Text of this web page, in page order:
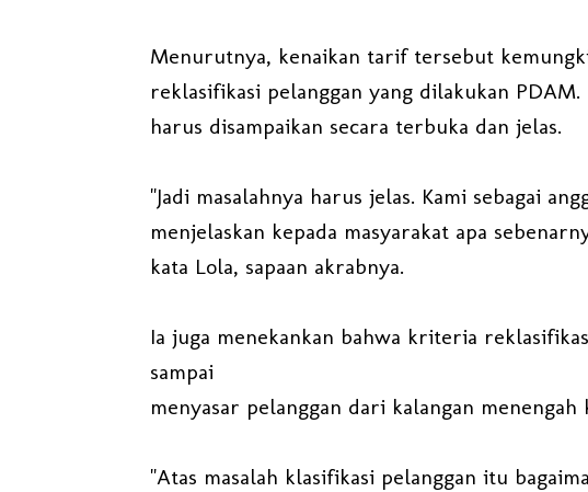
Menurutnya, kenaikan tarif tersebut
reklasifikasi pelanggan yang dilakukan
harus disampaikan secara terbuka dan jelas.
"Jadi masalahnya harus jelas. Kami sebagai
menjelaskan kepada masyarakat apa
kata Lola, sapaan akrabnya.
Ia juga menekankan bahwa kriteria
sampai
menyasar pelanggan dari kalangan
"Atas masalah klasifikasi pelanggan itu